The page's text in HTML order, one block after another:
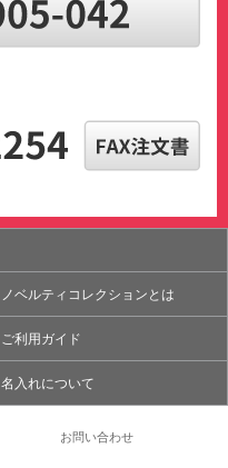
ノベルティコレクションとは
ご利用ガイド
名入れについて
お問い合わせ